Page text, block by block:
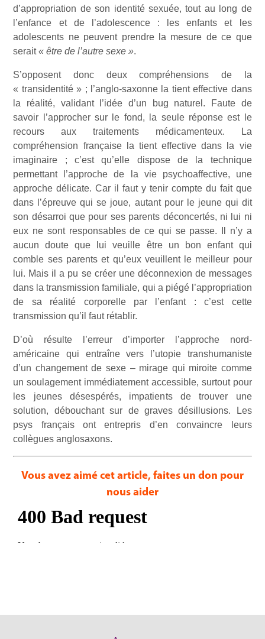
d’appropriation de son identité sexuée, tout au long de
l’enfance et de l’adolescence : les enfants et les
adolescents ne peuvent prendre la mesure de ce que
serait« être de l’autre sexe ».
S’opposent donc deux compréhensions de la
« transidentité » ; l’anglo-saxonne la tient effective dans
la réalité, validant l’idée d’un bug naturel. Faute de
savoir l’approcher sur le fond, la seule réponse est le
recours aux traitements médicamenteux. La
compréhension française la tient effective dans la vie
imaginaire ; c’est qu’elle dispose de la technique
permettant l’approche de la vie psychoaffective, une
approche délicate. Car il faut y tenir compte du fait que
dans l’épreuve qui se joue, autant pour le jeune qui dit
son désarroi que pour ses parents déconcertés, ni lui ni
eux ne sont responsables de ce qui se passe. Il n’y a
aucun doute que lui veuille être un bon enfant qui
comble ses parents et qu’eux veuillent le meilleur pour
lui. Mais il a pu se créer une déconnexion de messages
dans la transmission familiale, qui a piégé l’appropriation
de sa réalité corporelle par l’enfant : c’est cette
transmission qu’il faut rétablir.
D’où résulte l’erreur d’importer l’approche nord-
américaine qui entraîne vers l’utopie transhumaniste
d’un changement de sexe – mirage qui miroite comme
un soulagement immédiatement accessible, surtout pour
les jeunes désespérés, impatients de trouver une
solution, débouchant sur de graves désillusions. Les
psys français ont entrepris d’en convaincre leurs
collègues anglosaxons.
Vous avez aimé cet article, faites un don pour
nous aider